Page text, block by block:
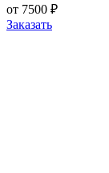
от 7500 ₽
Заказать